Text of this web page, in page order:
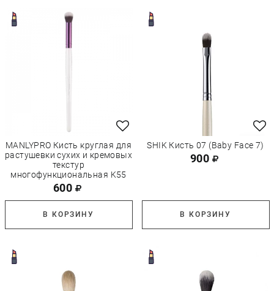
MANLYPRO Кисть круглая для
растушевки сухих и кремовых
текстур
многофункциональная K55
600
В КОРЗИНУ
SHIK Кисть 07 (Baby Face 7)
900
В КОРЗИНУ